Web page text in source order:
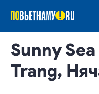
Sunny
Trang,